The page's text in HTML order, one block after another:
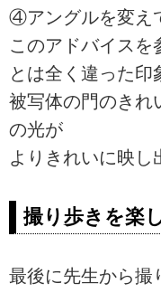
④アングルを変え
このアドバイスを
とは全く違った印
被写体の門のきれ
の光が
よりきれいに映し
撮り歩きを楽
最後に先生から撮